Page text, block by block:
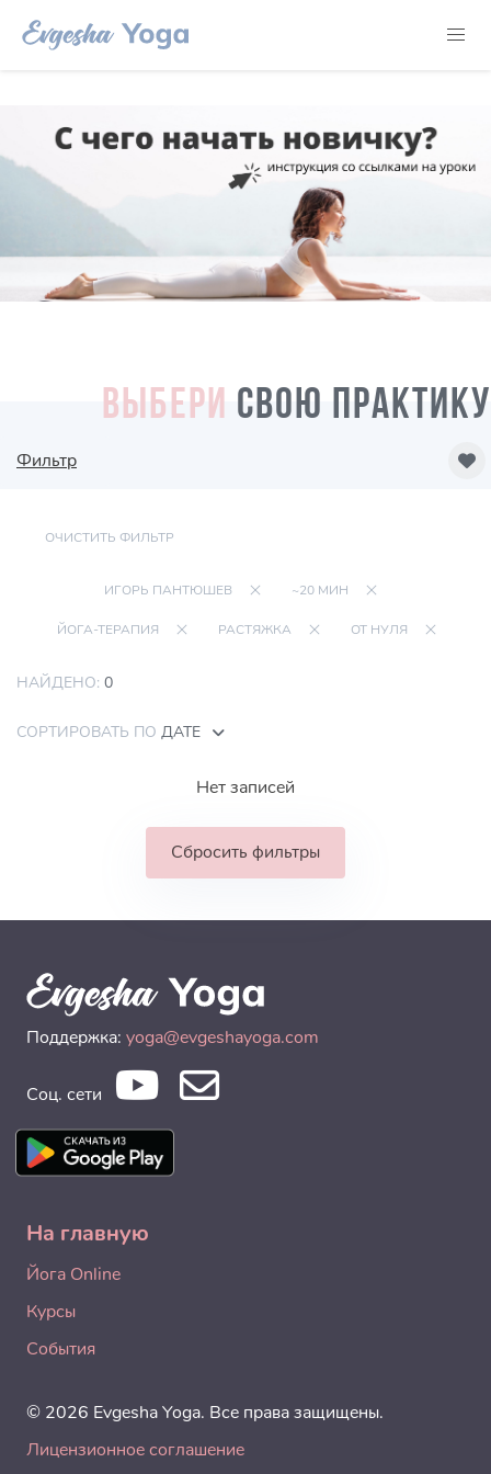
ВЫБЕРИ СВОЮ ПРАКТИКУ
Фильтр
ОЧИСТИТЬ ФИЛЬТР
ИГОРЬ ПАНТЮШЕВ ~20 МИН
ЙОГА-ТЕРАПИЯ РАСТЯЖКА ОТ НУЛЯ
НАЙДЕНО: 0
СОРТИРОВАТЬ ПО ДАТЕ
Нет записей
Сбросить фильтры
Поддержка: yoga@evgeshayoga.com
Соц. сети
На главную
Йога Online
Курсы
События
© 2026 Evgesha Yoga. Все права защищены.
Лицензионное соглашение